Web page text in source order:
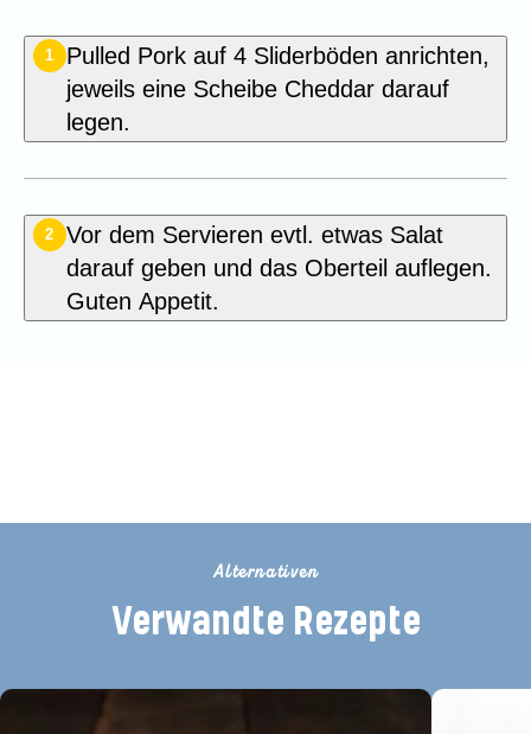
1
Pulled Pork auf 4 Sliderböden anrichten,
jeweils eine Scheibe Cheddar darauf
legen.
2
Vor dem Servieren evtl. etwas Salat
darauf geben und das Oberteil auflegen.
Guten Appetit.
Alternativen
Verwandte Rezepte